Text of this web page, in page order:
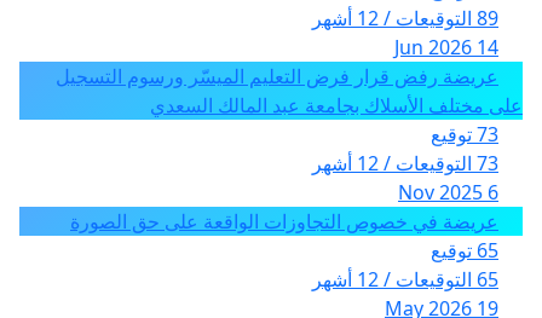
89 التوقيعات / 12 أشهر
14 Jun 2026
عريضة رفض قرار فرض التعليم الميسّر ورسوم التسجيل
على مختلف الأسلاك بجامعة عبد المالك السعدي
73 توقيع
73 التوقيعات / 12 أشهر
6 Nov 2025
عريضة في خصوص التجاوزات الواقعة على حق الصورة
65 توقيع
65 التوقيعات / 12 أشهر
19 May 2026